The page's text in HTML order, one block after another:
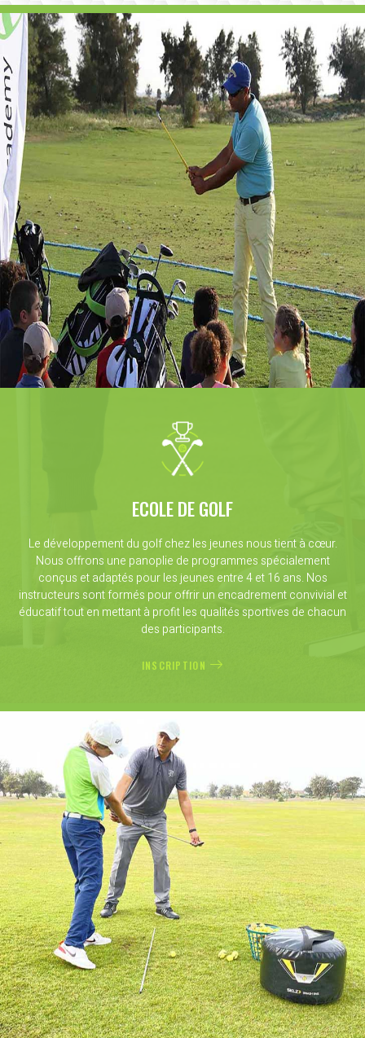
ECOLE DE GOLF
Le développement du golf chez les jeunes nous tient à cœur.
Nous offrons une panoplie de programmes spécialement
conçus et adaptés pour les jeunes entre 4 et 16 ans. Nos
instructeurs sont formés pour offrir un encadrement convivial et
éducatif tout en mettant à profit les qualités sportives de chacun
des participants.
INSCRIPTION